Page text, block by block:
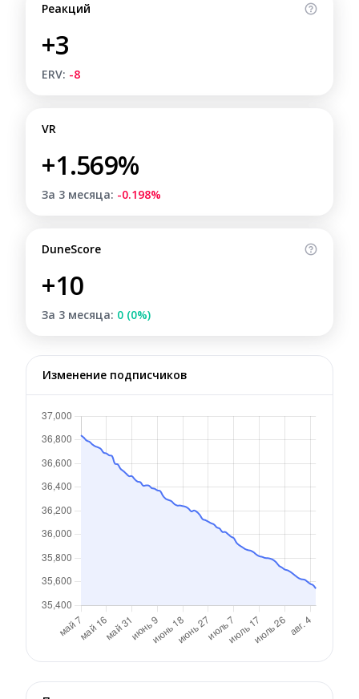
Реакций
+3
ERV: -8
VR
+1.569%
За 3 месяца: -0.198%
DuneScore
+10
За 3 месяца: 0 (0%)
Изменение подписчиков